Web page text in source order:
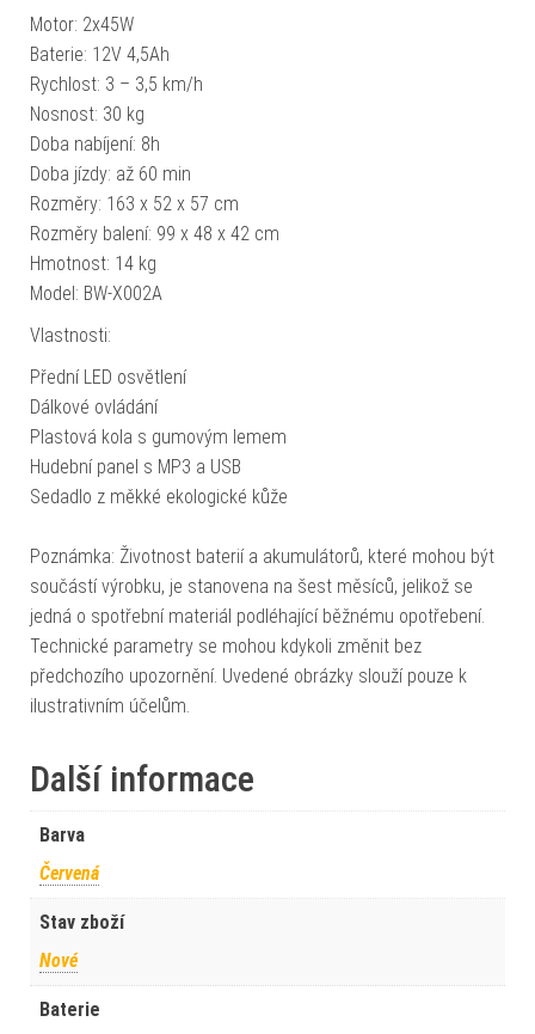
Motor: 2x45W
Baterie: 12V 4,5Ah
Rychlost: 3 – 3,5 km/h
Nosnost: 30 kg
Doba nabíjení: 8h
Doba jízdy: až 60 min
Rozměry: 163 x 52 x 57 cm
Rozměry balení: 99 x 48 x 42 cm
Hmotnost: 14 kg
Model: BW-X002A
Vlastnosti:
Přední LED osvětlení
Dálkové ovládání
Plastová kola s gumovým lemem
Hudební panel s MP3 a USB
Sedadlo z měkké ekologické kůže
Poznámka: Životnost baterií a akumulátorů, které mohou být
součástí výrobku, je stanovena na šest měsíců, jelikož se
jedná o spotřební materiál podléhající běžnému opotřebení.
Technické parametry se mohou kdykoli změnit bez
předchozího upozornění. Uvedené obrázky slouží pouze k
ilustrativním účelům.
Další informace
Barva
Červená
Stav zboží
Nové
Baterie